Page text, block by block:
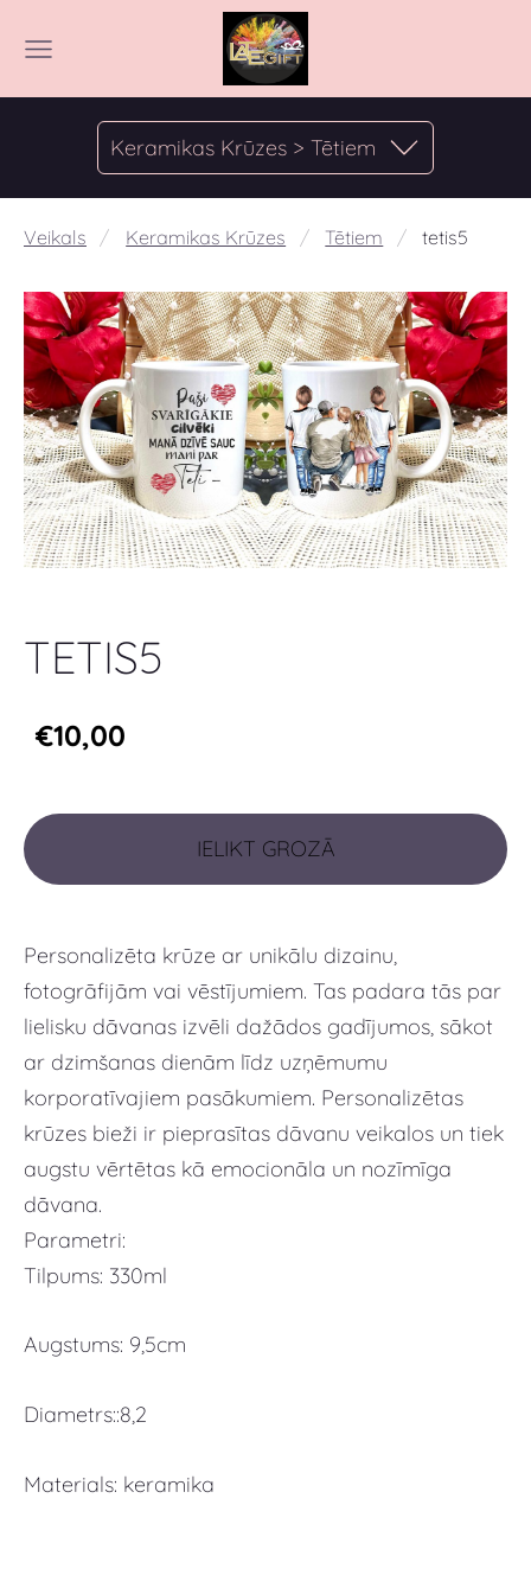
Keramikas Krūzes > Tētiem
Veikals Keramikas Krūzes Tētiem tetis5
TETIS5
€10,00
IELIKT GROZĀ
Personalizēta krūze ar unikālu dizainu,
fotogrāfijām vai vēstījumiem. Tas padara tās par
lielisku dāvanas izvēli dažādos gadījumos, sākot
ar dzimšanas dienām līdz uzņēmumu
korporatīvajiem pasākumiem. Personalizētas
krūzes bieži ir pieprasītas dāvanu veikalos un tiek
augstu vērtētas kā emocionāla un nozīmīga
dāvana.
Parametri:
Tilpums: 330ml
Augstums: 9,5cm
Diametrs::8,2
Materials: keramika